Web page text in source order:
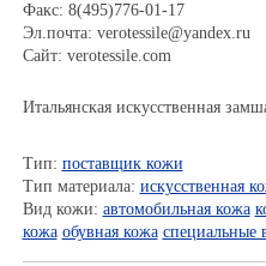
Факс: 8(495)776-01-17
Эл.почта: verotessile@yandex.ru
Сайт: verotessile.com
Итальянская искусственная
Тип: поставщик кожи
Тип материала: искусственная
Вид кожи: автомобильная кожа
кожа обувная кожа специальные